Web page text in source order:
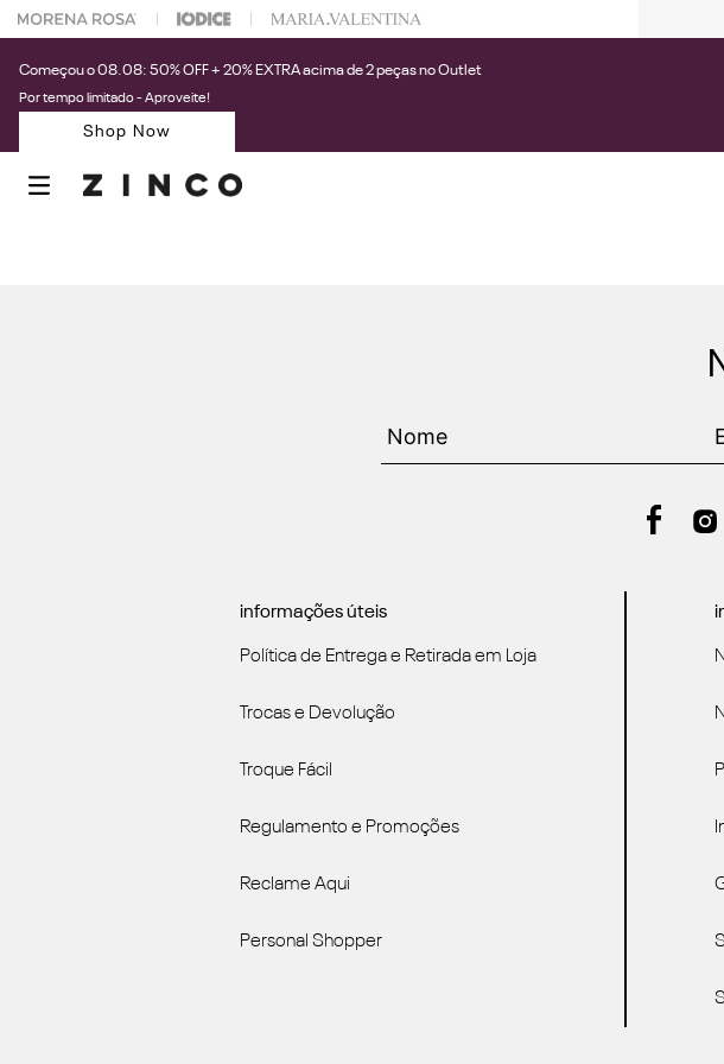
na sua 1° compra usando o cupom: PRIMEIRAZIN
Começou o 08.08: 50% OFF + 20% EXTRA acima de 2 peças no Outlet
Por tempo limitado - Aproveite!
Shop Now
informações úteis
Política de Entrega e Retirada em Loja
Trocas e Devolução
Troque Fácil
Regulamento e Promoções
Reclame Aqui
Personal Shopper